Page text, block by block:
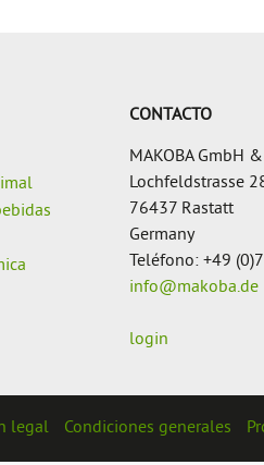
CONTACTO
MAKOBA GmbH &
Lochfeldstrasse
76437 Rastatt
Germany
Teléfono: +49
info@makoba.de
login
legal Condiciones generales